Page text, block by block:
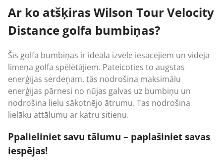
Ar ko atšķiras Wilson Tour Velocity
Distance golfa bumbiņas?
Šīs golfa bumbiņas ir ideāla izvēle iesācējiem un vidēja
līmeņa golfa spēlētājiem. Pateicoties to augstas
enerģijas serdeņam, tās nodrošina maksimālu
enerģijas pārnesi no nūjas galvas uz bumbiņu un
nodrošina lielu sākotnējo ātrumu. Tas nodrošina
lielāku attālumu ar katru sitienu.
Ppalieliniet savu tālumu – paplašiniet savas
iespējas!